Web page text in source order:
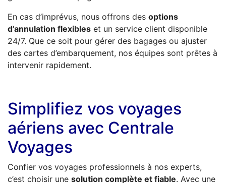
En cas d’imprévus, nous offrons des options
d’annulation flexibles et un service client disponible
24/7. Que ce soit pour gérer des bagages ou ajuster
des cartes d’embarquement, nos équipes sont prêtes à
intervenir rapidement.
Simplifiez vos voyages
aériens avec Centrale
Voyages
Confier vos voyages professionnels à nos experts,
c’est choisir une solution complète et fiable. Avec une